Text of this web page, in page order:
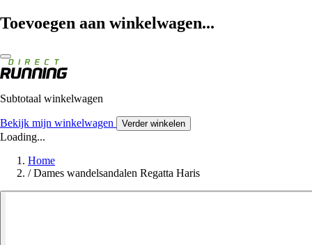
Toevoegen aan winkelwagen...
Subtotaal winkelwagen
Bekijk mijn winkelwagen Verder winkelen
Loading...
Home
/ Dames wandelsandalen Regatta Haris